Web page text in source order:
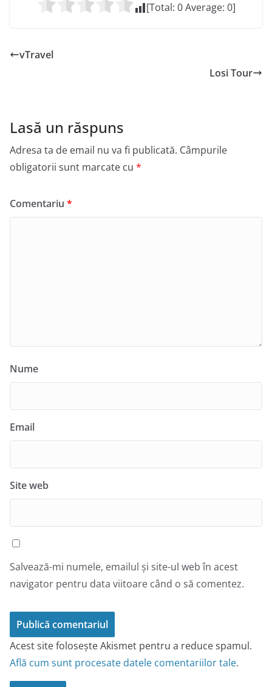
[Total: 0Average: 0]
vTravel
Losi Tour
Lasă un răspuns
Adresa ta de email nu va fi publicată. Câmpurile
obligatorii sunt marcate cu *
Comentariu *
Nume
Email
Site web
Salvează-mi numele, emailul și site-ul web în acest
navigator pentru data viitoare când o să comentez.
Acest site folosește Akismet pentru a reduce spamul.
Află cum sunt procesate datele comentariilor tale.